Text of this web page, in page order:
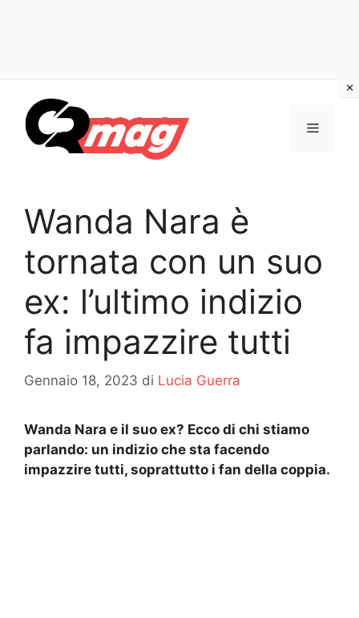
contenuto
Menu
Wanda Nara è
tornata con un suo
ex: l’ultimo indizio
fa impazzire tutti
Gennaio 18, 2023 di Lucia Guerra
Wanda Nara e il suo ex? Ecco di chi stiamo
parlando: un indizio che sta facendo
impazzire tutti, soprattutto i fan della coppia.